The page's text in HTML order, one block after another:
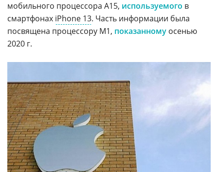
мобильного процессора А15, используемого в
смартфонах iPhone 13. Часть информации была
посвящена процессору М1, показанному осенью
2020 г.